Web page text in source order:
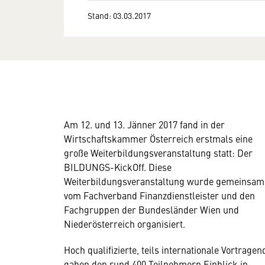
Stand: 03.03.2017
Am 12. und 13. Jänner 2017 fand in der
Wirtschaftskammer Österreich erstmals eine
große Weiterbildungsveranstaltung statt: Der
BILDUNGS-KickOff. Diese
Weiterbildungsveranstaltung wurde gemeinsam
vom Fachverband Finanzdienstleister und den
Fachgruppen der Bundesländer Wien und
Niederösterreich organisiert.
Hoch qualifizierte, teils internationale